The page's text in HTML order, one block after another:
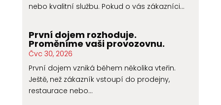
nebo kvalitní službu. Pokud o vás zákazníci...
První dojem rozhoduje.
Proměníme vaši provozovnu.
Čvc 30, 2026
První dojem vzniká během několika vteřin.
Ještě, než zákazník vstoupí do prodejny,
restaurace nebo...